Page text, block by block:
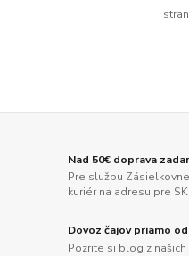
Nad 50€ doprava
Pre službu
kuriér na adresu pre SK.
Dovoz čajov priamo
Pozrite si blog z našich